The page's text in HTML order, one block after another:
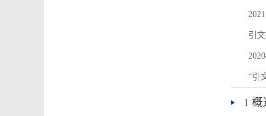
引
“引
1 概